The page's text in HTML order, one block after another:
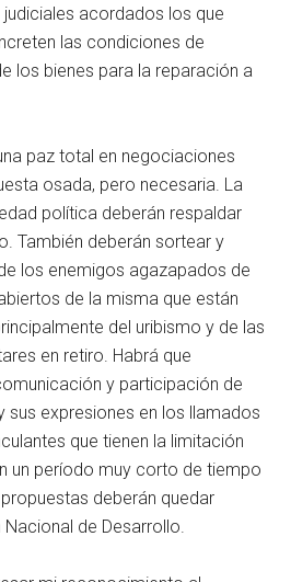
acordados los que
las condiciones de
los bienes para la reparación a
paz total en negociaciones
osada, pero necesaria. La
política deberán respaldar
También deberán sortear y
los enemigos agazapados de
de la misma que están
del uribismo y de las
en retiro. Habrá que
y participación de
sus expresiones en los llamados
que tienen la limitación
un período muy corto de tiempo
deberán quedar
de Desarrollo.